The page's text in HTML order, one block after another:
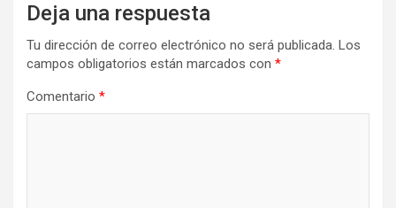
Deja una respuesta
Tu dirección de correo electrónico no será publicada. Los
campos obligatorios están marcados con *
Comentario *